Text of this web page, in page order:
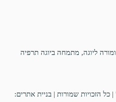
ליוגה, מתמחה ביוגה תרפיה